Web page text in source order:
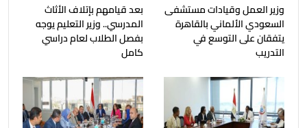
وزير العمل وقيادات مستشفى
السعودي الألماني بالقاهرة
يتفقان على التوسع في
التدريب
بعد قيامهم بإتلاف الأثاث
المدرسي.. وزير التعليم يوجه
بفصل الطلاب لعام دراسي
كامل